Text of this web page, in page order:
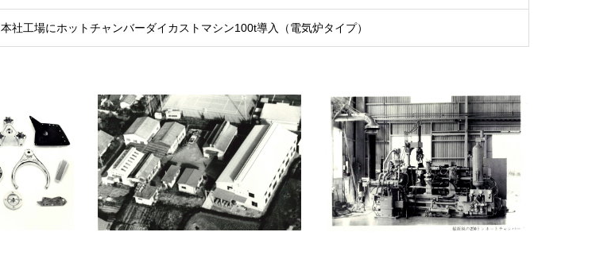
本社工場にホットチャンバーダイカストマシン100t導入（電気炉タイプ）